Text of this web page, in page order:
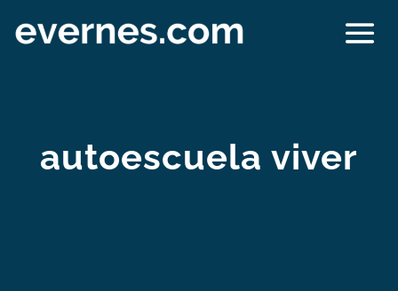
autoescuela viver